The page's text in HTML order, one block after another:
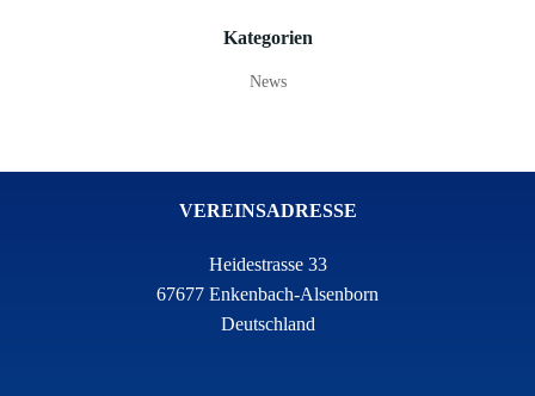
Kategorien
News
VEREINSADRESSE
Heidestrasse 33
67677 Enkenbach-Alsenborn
Deutschland